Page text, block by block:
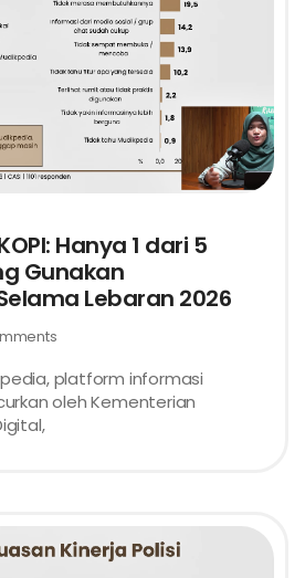
Hanya 1 dari 5
Gunakan
Lebaran 2026
platform informasi
oleh Kementerian